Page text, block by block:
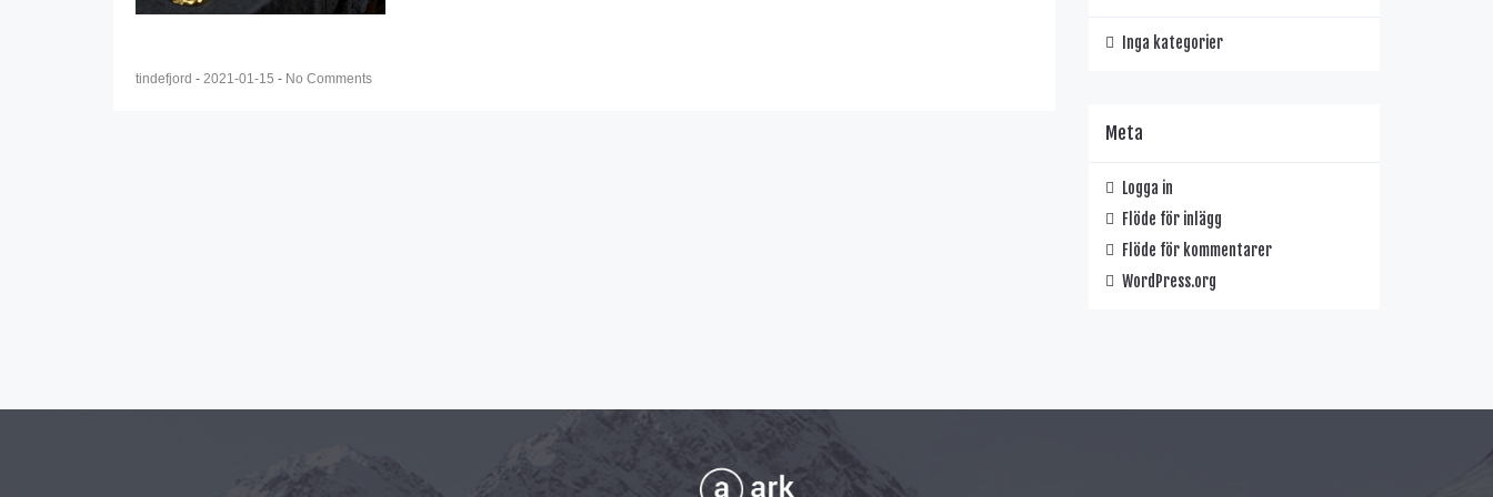
tindefjord - 2021-01-15 - No Comments
Inga kategorier
Meta
Logga in
Flöde för inlägg
Flöde för kommentarer
WordPress.org